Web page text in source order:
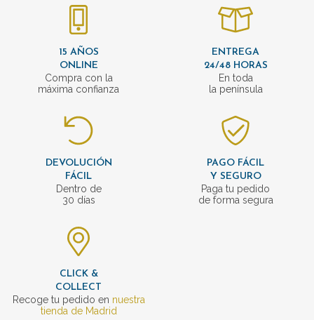
15 AÑOS
ONLINE
Compra con la
máxima confianza
ENTREGA
24/48 HORAS
En toda
la península
DEVOLUCIÓN
FÁCIL
Dentro de
30 días
PAGO FÁCIL
Y SEGURO
Paga tu pedido
de forma segura
CLICK &
COLLECT
Recoge tu pedido en nuestra
tienda de Madrid